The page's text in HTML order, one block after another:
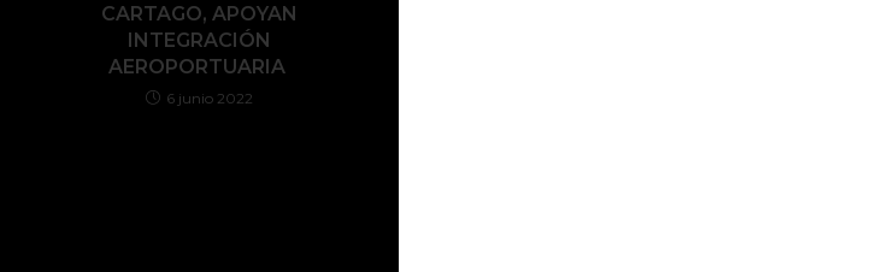
CARTAGO, APOYAN
INTEGRACIÓN
AEROPORTUARIA
6 junio 2022